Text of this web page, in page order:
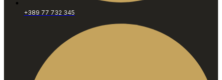
+389 77 732 345